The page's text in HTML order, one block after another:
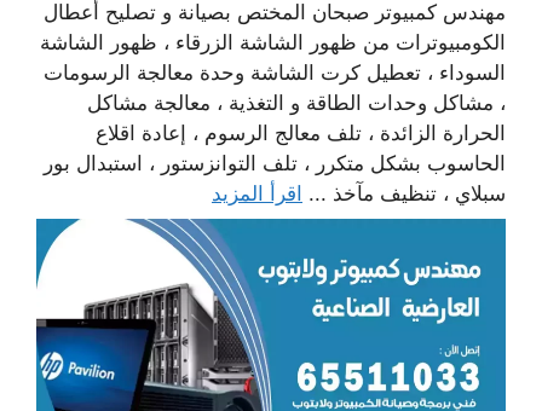
مهندس كمبيوتر صبحان المختص بصيانة و تصليح أعطال
الكومبيوترات من ظهور الشاشة الزرقاء ، ظهور الشاشة
السوداء ، تعطيل كرت الشاشة وحدة معالجة الرسومات
، مشاكل وحدات الطاقة و التغذية ، معالجة مشاكل
الحرارة الزائدة ، تلف معالج الرسوم ، إعادة اقلاع
الحاسوب بشكل متكرر ، تلف التوانزستور ، استبدال بور
سبلاي ، تنظيف مآخذ ... اقرأ المزيد